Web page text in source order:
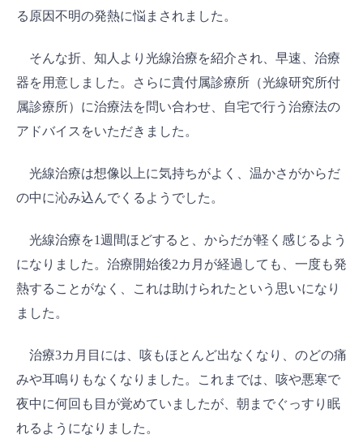
る原因不明の発熱に悩まされました。
そんな折、知人より光線治療を紹介され、早速、治療
器を用意しました。さらに貴付属診療所（光線研究所付
属診療所）に治療法を問い合わせ、自宅で行う治療法の
アドバイスをいただきました。
光線治療は想像以上に気持ちがよく、温かさがからだ
の中に沁み込んでくるようでした。
光線治療を1週間ほどすると、からだが軽く感じるよう
になりました。治療開始後2カ月が経過しても、一度も発
熱することがなく、これは助けられたという思いになり
ました。
治療3カ月目には、咳もほとんど出なくなり、のどの痛
みや耳鳴りもなくなりました。これまでは、咳や悪寒で
夜中に何回も目が覚めていましたが、朝までぐっすり眠
れるようになりました。